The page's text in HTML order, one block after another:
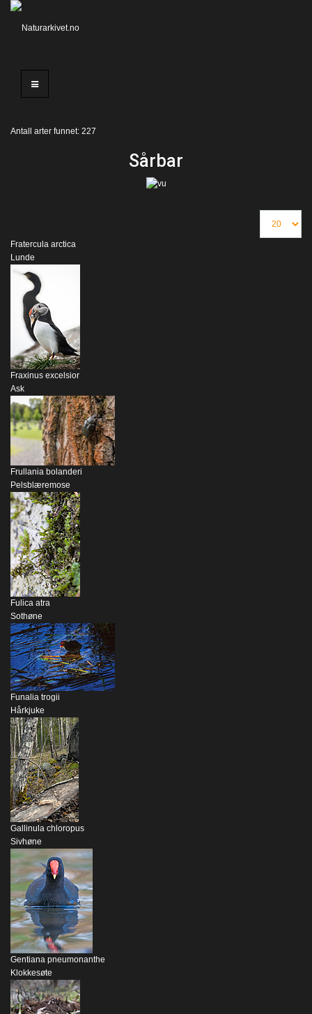
Antall arter funnet: 227
Sårbar
Fratercula arctica
Lunde
Fraxinus excelsior
Ask
Frullania bolanderi
Pelsblæremose
Fulica atra
Sothøne
Funalia trogii
Hårkjuke
Gallinula chloropus
Sivhøne
Gentiana pneumonanthe
Klokkesøte